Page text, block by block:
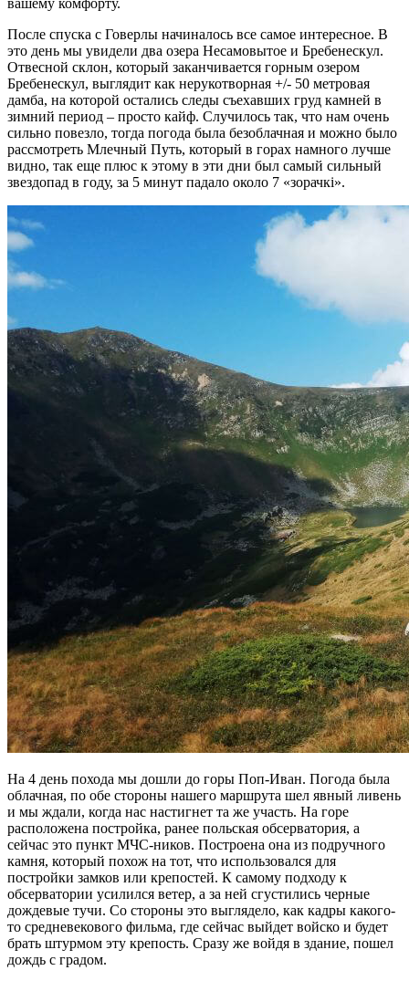
После спуска с Говерлы начиналось все самое интересное. В
это день мы увидели два озера Несамовытое и Бребенескул.
Отвесной склон, который заканчивается горным озером
Бребенескул, выглядит как нерукотворная +/- 50 метровая
дамба, на которой остались следы съехавших груд камней в
зимний период – просто кайф. Случилось так, что нам очень
сильно повезло, тогда погода была безоблачная и можно было
рассмотреть Млечный Путь, который в горах намного лучше
видно, так еще плюс к этому в эти дни был самый сильный
звездопад в году, за 5 минут падало около 7 «зорачкі».
На 4 день похода мы дошли до горы Поп-Иван. Погода была
облачная, по обе стороны нашего маршрута шел явный ливень
и мы ждали, когда нас настигнет та же участь. На горе
расположена постройка, ранее польская обсерватория, а
сейчас это пункт МЧС-ников. Построена она из подручного
камня, который похож на тот, что использовался для
постройки замков или крепостей. К самому подходу к
обсерватории усилился ветер, а за ней сгустились черные
дождевые тучи. Со стороны это выглядело, как кадры какого-
то средневекового фильма, где сейчас выйдет войско и будет
брать штурмом эту крепость. Сразу же войдя в здание, пошел
дождь с градом.